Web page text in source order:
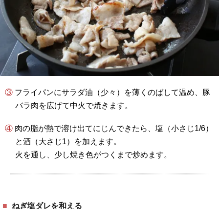
③ フライパンにサラダ油（少々）を薄くのばして温め、豚
バラ肉を広げて中火で焼きます。
④ 肉の脂が熱で溶け出てにじんできたら、塩（小さじ1/6）
と酒（大さじ1）を加えます。
火を通し、少し焼き色がつくまで炒めます。
ねぎ塩ダレを和える